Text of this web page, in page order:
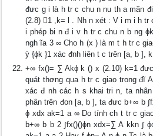
đưc g i là h tr c chu n nu th a mãn
(2.8) 1 ,k= l . Nh n xét : V i m i h
i phép bi n đ i v h tr c chu n b ng
ngh ĩa 3 ∞ Cho h (x ) là m t h tr c
ỳ {ϕk }1 xác đnh liên t c trên [a, b ],
+∞ fx()= ∑ Akϕ k () x (2.10) k=1
quát thơng qua h tr c giao trong đĩ
xác đ nh các h s khai tri n, ta
phân trên đon [a, b ], ta đưc b+∞ b
ϕ xdx ak=1 a ∞ Do tính ch t tr c
b+∞ b b 2 ∫fx()()ϕn xdx=∑ A kkn ∫